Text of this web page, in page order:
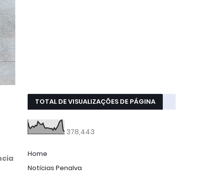
TOTAL DE VISUALIZAÇÕES DE PÁGINA
378,443
Home
Notícias Penalva